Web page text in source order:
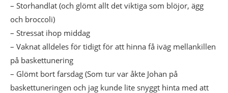
– Storhandlat (och glömt allt det viktiga som blöjor, ägg
och broccoli)
– Stressat ihop middag
– Vaknat alldeles för tidigt för att hinna få iväg mellankillen
på baskettunering
– Glömt bort farsdag (Som tur var åkte Johan på
baskettuneringen och jag kunde lite snyggt hinta med att